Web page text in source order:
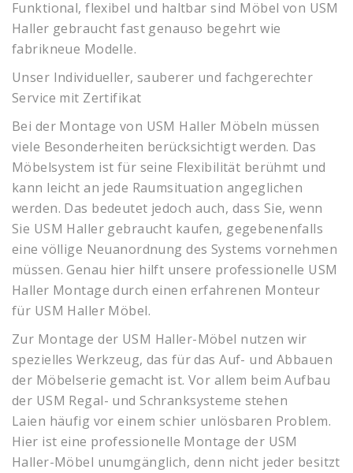
Funktional, flexibel und haltbar sind Möbel von USM
Haller gebraucht fast genauso begehrt wie
fabrikneue Modelle.
Unser Individueller, sauberer und fachgerechter
Service mit Zertifikat
Bei der Montage von USM Haller Möbeln müssen
viele Besonderheiten berücksichtigt werden. Das
Möbelsystem ist für seine Flexibilität berühmt und
kann leicht an jede Raumsituation angeglichen
werden. Das bedeutet jedoch auch, dass Sie, wenn
Sie USM Haller gebraucht kaufen, gegebenenfalls
eine völlige Neuanordnung des Systems vornehmen
müssen. Genau hier hilft unsere professionelle USM
Haller Montage durch einen erfahrenen Monteur
für USM Haller Möbel.
Zur Montage der USM Haller-Möbel nutzen wir
spezielles Werkzeug, das für das Auf- und Abbauen
der Möbelserie gemacht ist. Vor allem beim Aufbau
der USM Regal- und Schranksysteme stehen
Laien häufig vor einem schier unlösbaren Problem.
Hier ist eine professionelle Montage der USM
Haller-Möbel unumgänglich, denn nicht jeder besitzt